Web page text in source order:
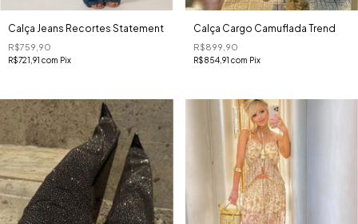
Calça Jeans Recortes Statement
R$759,90
R$721,91 com Pix
Calça Cargo Camuflada Trend
R$899,90
R$854,91 com Pix